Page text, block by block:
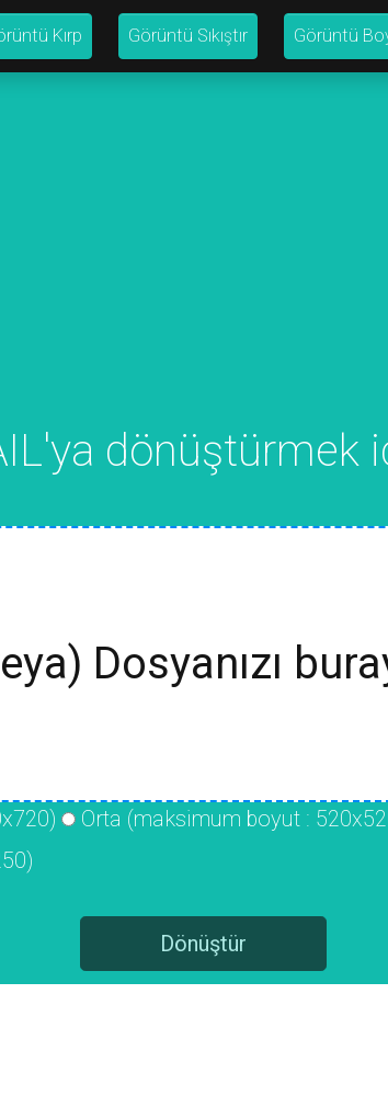
Kırp Görüntü Sıkıştır Görüntü
dönüştürmek
Dosyanızı
Orta (maksimum boyut :
Dönüştür